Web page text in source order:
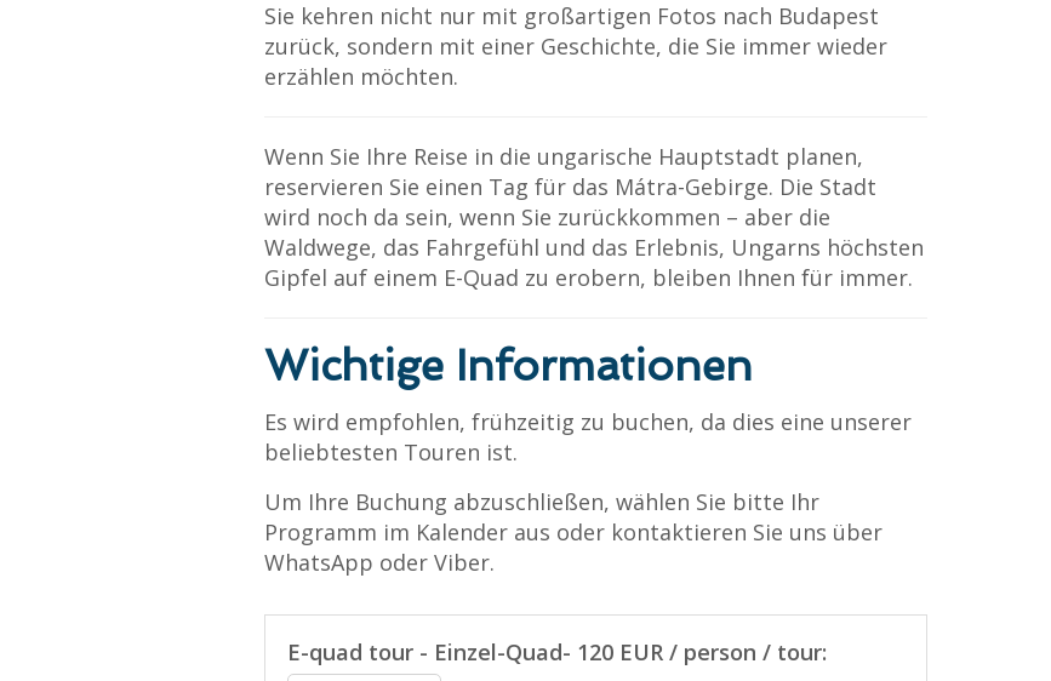
Sie kehren nicht nur mit großartigen Fotos nach Budapest
zurück, sondern mit einer Geschichte, die Sie immer wieder
erzählen möchten.
Wenn Sie Ihre Reise in die ungarische Hauptstadt planen,
reservieren Sie einen Tag für das Mátra-Gebirge. Die Stadt
wird noch da sein, wenn Sie zurückkommen – aber die
Waldwege, das Fahrgefühl und das Erlebnis, Ungarns höchsten
Gipfel auf einem E-Quad zu erobern, bleiben Ihnen für immer.
Wichtige Informationen
Es wird empfohlen, frühzeitig zu buchen, da dies eine unserer
beliebtesten Touren ist.
Um Ihre Buchung abzuschließen, wählen Sie bitte Ihr
Programm im Kalender aus oder kontaktieren Sie uns über
WhatsApp oder Viber.
E-quad tour - Einzel-Quad- 120 EUR / person / tour: